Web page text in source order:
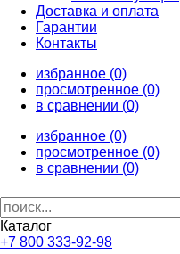
Доставка и оплата
Гарантии
Контакты
избранное (0)
просмотренное (0)
в сравнении (0)
избранное (0)
просмотренное (0)
в сравнении (0)
Каталог
+7 800 333-92-98